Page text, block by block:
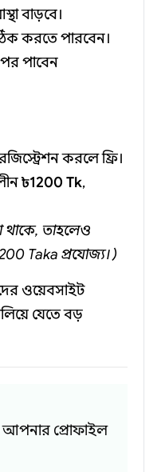
বাড়বে।
করতে পারবেন।
পাবেন
করলে ফ্রি।
৳1200 Tk,
তাহলেও
Taka প্রযোজ্য।)
ওয়েবসাইট
যেতে বড়
আপনার প্রোফাইল